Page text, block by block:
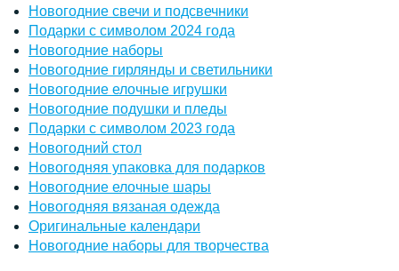
Новогодние свечи и подсвечники
Подарки с символом 2024 года
Новогодние наборы
Новогодние гирлянды и светильники
Новогодние елочные игрушки
Новогодние подушки и пледы
Подарки с символом 2023 года
Новогодний стол
Новогодняя упаковка для подарков
Новогодние елочные шары
Новогодняя вязаная одежда
Оригинальные календари
Новогодние наборы для творчества